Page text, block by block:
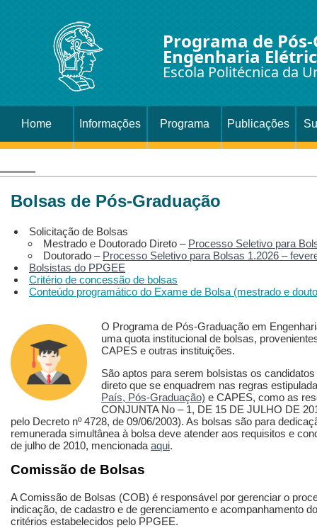
Programa de
Engenharia
Escola Politécnica da
Home Informações Programa Publicações
Bolsas de Pós-Graduação
Solicitação de Bolsas
Mestrado e Doutorado Direto – Processo Seletivo para
Doutorado – Processo Seletivo para Bolsas 1.2026 –
Bolsistas do PPGEE
Critério de concessão de bolsas
Conteúdo programático do Exame de Bolsa (mestrado e
O Programa de Pós-Graduação em
uma quota institucional de bolsas,
CAPES e outras instituições.
São aptos para serem bolsistas os
direto que se enquadrem nas regras
País, Pós-Graduação) e CAPES, como as
CONJUNTA No – 1, DE 15 DE JULHO DE
pelo Decreto nº 4728, de 09/06/2003). As bolsas são para
remunerada simultânea à bolsa deve atender aos requisitos e
de julho de 2010, mencionada aqui.
Comissão de Bolsas
A Comissão de Bolsas (COB) é responsável por gerenciar o
indicação, de cadastro e de gerenciamento e acompanhamento
critérios estabelecidos pelo PPGEE.